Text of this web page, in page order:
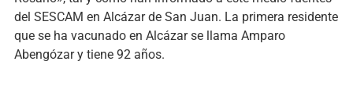
del SESCAM en Alcázar de San Juan. La primera residente
que se ha vacunado en Alcázar se llama Amparo
Abengózar y tiene 92 años.